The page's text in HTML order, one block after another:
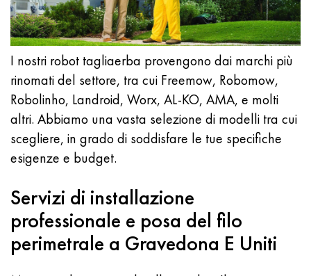
I nostri robot tagliaerba provengono dai marchi più
rinomati del settore, tra cui Freemow, Robomow,
Robolinho, Landroid, Worx, AL-KO, AMA, e molti
altri. Abbiamo una vasta selezione di modelli tra cui
scegliere, in grado di soddisfare le tue specifiche
esigenze e budget.
Servizi di installazione
professionale e posa del filo
perimetrale a Gravedona E Uniti